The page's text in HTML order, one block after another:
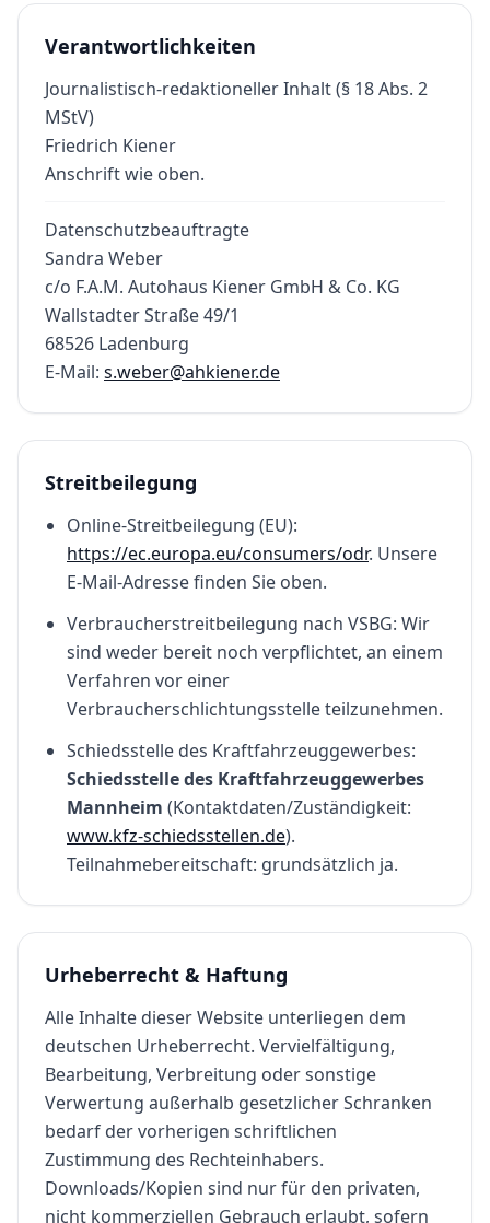
Verantwortlichkeiten
Journalistisch-redaktioneller Inhalt (§ 18 Abs. 2
MStV)
Friedrich Kiener
Anschrift wie oben.
Datenschutzbeauftragte
Sandra Weber
c/o F.A.M. Autohaus Kiener GmbH & Co. KG
Wallstadter Straße 49/1
68526 Ladenburg
E-Mail: s.weber@ahkiener.de
Streitbeilegung
Online-Streitbeilegung (EU):
https://ec.europa.eu/consumers/odr. Unsere
E-Mail-Adresse finden Sie oben.
Verbraucherstreitbeilegung nach VSBG: Wir
sind weder bereit noch verpflichtet, an einem
Verfahren vor einer
Verbraucherschlichtungsstelle teilzunehmen.
Schiedsstelle des Kraftfahrzeuggewerbes:
Schiedsstelle des Kraftfahrzeuggewerbes
Mannheim (Kontaktdaten/Zuständigkeit:
www.kfz-schiedsstellen.de).
Teilnahmebereitschaft: grundsätzlich ja.
Urheberrecht & Haftung
Alle Inhalte dieser Website unterliegen dem
deutschen Urheberrecht. Vervielfältigung,
Bearbeitung, Verbreitung oder sonstige
Verwertung außerhalb gesetzlicher Schranken
bedarf der vorherigen schriftlichen
Zustimmung des Rechteinhabers.
Downloads/Kopien sind nur für den privaten,
nicht kommerziellen Gebrauch erlaubt, sofern